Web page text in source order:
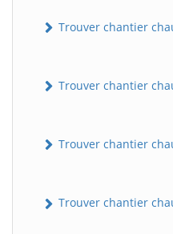
Trouver chantier
Trouver chantier
Trouver chantier
Trouver chantier